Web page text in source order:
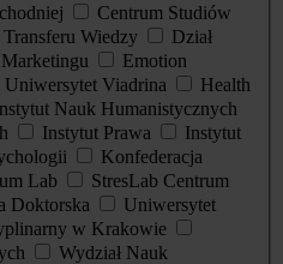
Centrum Studiów
Wiedzy
Dział
Marketingu
Emotion
Uniwersytet Viadrina
Health
Nauk Humanistycznych
Instytut Prawa
Instytut
Konfederacja
Lab
StresLab Centrum
Doktorska
Uniwersytet
w Krakowie
Wydział Nauk